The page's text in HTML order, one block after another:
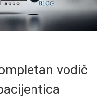
vodič